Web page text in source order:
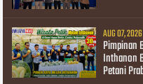
AUG 07, 2026
Pimpinan
Inthanon
Petani